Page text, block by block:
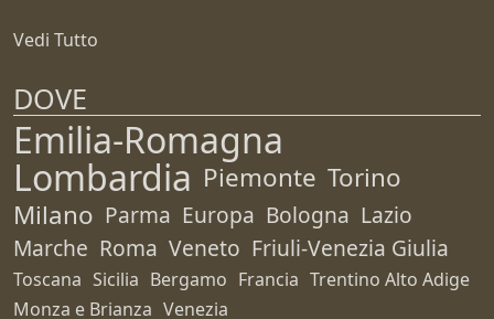
Vedi Tutto
DOVE
Emilia-Romagna
Lombardia Piemonte Torino
Milano Parma Europa Bologna Lazio
Marche Roma Veneto Friuli-Venezia Giulia
Toscana Sicilia Bergamo Francia Trentino Alto Adige
Monza e Brianza Venezia